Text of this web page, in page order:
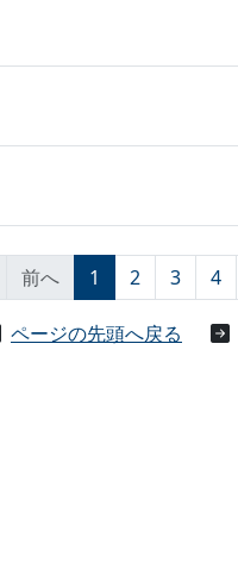
前へ 1 2 3 4
ページの先頭へ戻る